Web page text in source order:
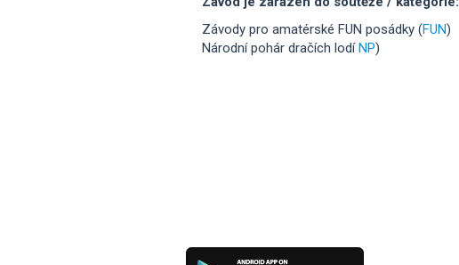
Závody pro amatérské FUN posádky (FUN)
Národní pohár dračích lodíNP)